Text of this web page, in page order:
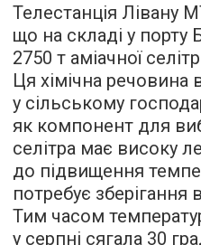
Телестанція Лівану
що на складі у порту
2750 т аміачної
Ця хімічна речовина
у сільському
як компонент для
селітра має високу
до підвищення
потребує
Тим часом
у серпні сягала 30